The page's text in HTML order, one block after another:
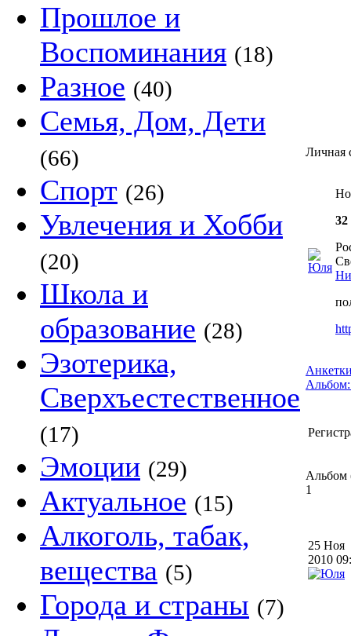
Прошлое и
Воспоминания (18)
Разное (40)
Семья, Дом, Дети
(66)
Спорт (26)
Увлечения и Хобби
(20)
Школа и
образование (28)
Эзотерика,
Сверхъестественное
(17)
Эмоции (29)
Актуальное (15)
Алкоголь, табак,
вещества (5)
Города и страны (7)
Личная
32
Альбом
1
25 Ноя
2010